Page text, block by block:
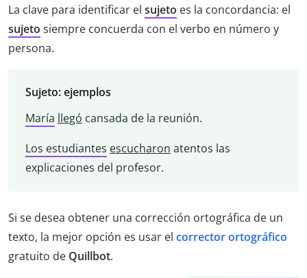
La clave para identificar el sujeto es la concordancia: el
sujeto siempre concuerda con el verbo en número y
persona.
Sujeto: ejemplos
María llegó cansada de la reunión.
Los estudiantes escucharon atentos las
explicaciones del profesor.
Si se desea obtener una corrección ortográfica de un
texto, la mejor opción es usar el corrector ortográfico
gratuito de Quillbot.